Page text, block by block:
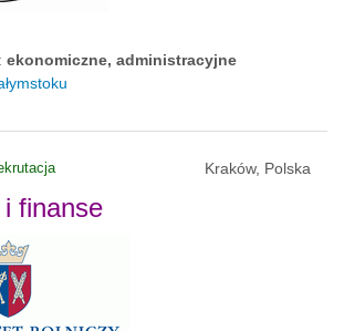
ekonomiczne, administracyjne
Kraków, Polska
finanse